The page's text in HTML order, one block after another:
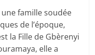
une famille soudée
de l’époque,
la Fille de Gbèrenyi
elle a